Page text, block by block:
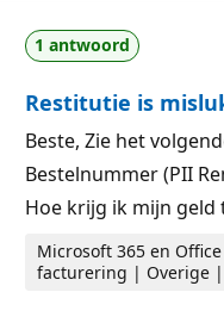
u
n
t
n
a
t
i
p
u
n
t
e
1 antwoord
Restitutie is
Beste, Zie het
Bestelnummer (PII
Hoe krijg ik mijn geld
Microsoft 365 en
facturering | Overige |